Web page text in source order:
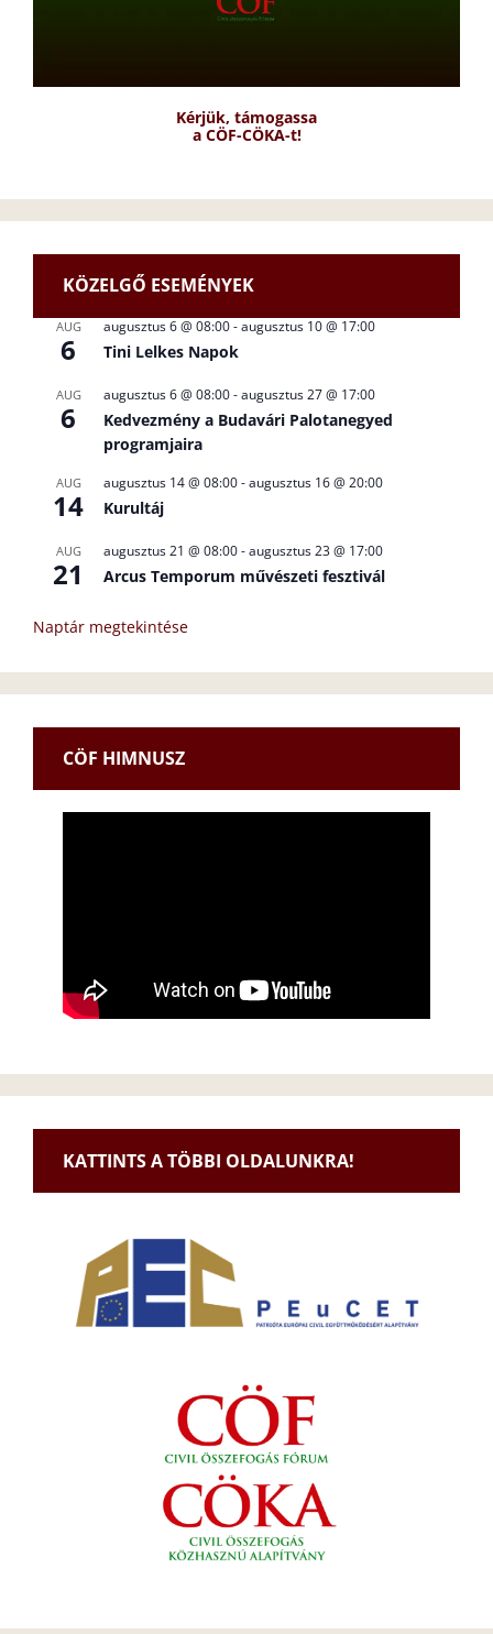
Kérjük, támogassa
a CÖF-CÖKA-t!
KÖZELGŐ ESEMÉNYEK
AUG
6
augusztus 6 @ 08:00-augusztus 10 @ 17:00
Tini Lelkes Napok
AUG
6
augusztus 6 @ 08:00-augusztus 27 @ 17:00
Kedvezmény a Budavári Palotanegyed
programjaira
AUG
14
augusztus 14 @ 08:00-augusztus 16 @ 20:00
Kurultáj
AUG
21
augusztus 21 @ 08:00-augusztus 23 @ 17:00
Arcus Temporum művészeti fesztivál
Naptár megtekintése
CÖF HIMNUSZ
KATTINTS A TÖBBI OLDALUNKRA!